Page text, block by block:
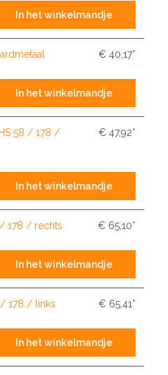
In het winkelmandje
€ 40,17*
In het winkelmandje
58 / 178 /
€ 47,92*
In het winkelmandje
178 / rechts € 65,10*
In het winkelmandje
178 / links € 65,41*
In het winkelmandje